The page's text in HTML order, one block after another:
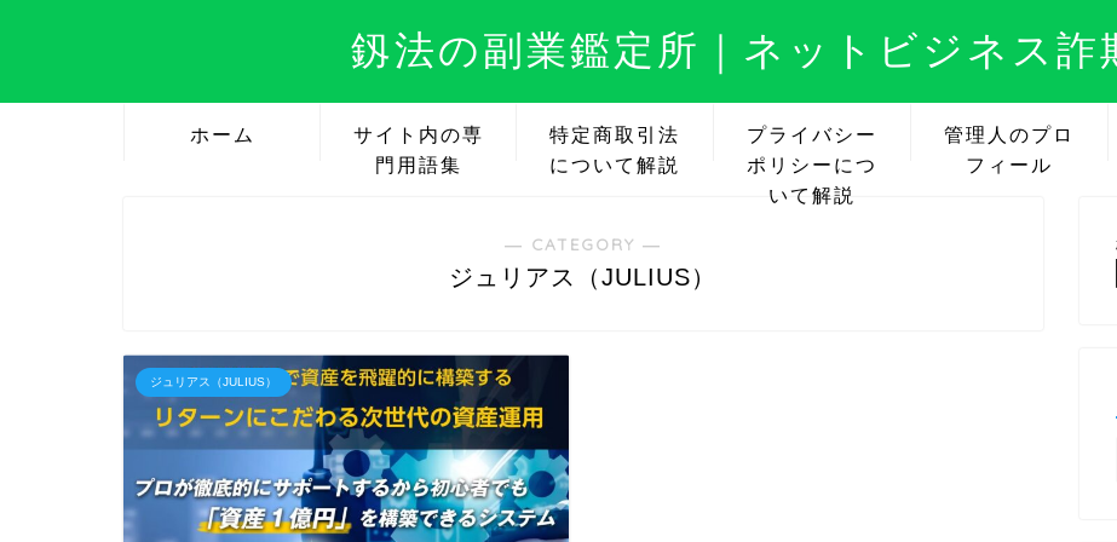
釼法の副業鑑定所｜ネットビジネス詐
ホーム
サイト内の専
門用語集
特定商取引法
について解説
プライバシー
ポリシーにつ
いて解説
管理人のプロ
フィール
― CATEGORY ―
ジュリアス（JULIUS）
ジュリアス（JULIUS）